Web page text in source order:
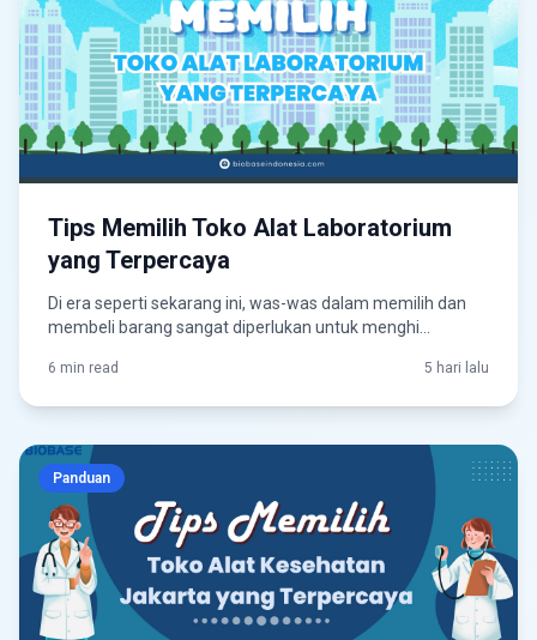
Tips Memilih Toko Alat Laboratorium
yang Terpercaya
Di era seperti sekarang ini, was-was dalam memilih dan
membeli barang sangat diperlukan untuk menghi...
6 min read 5 hari lalu
Panduan